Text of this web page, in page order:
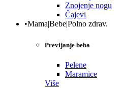
Znojenje nogu
Čajevi
•Mama|Bebe|Polno zdrav.
Previjanje beba
Pelene
Maramice
Više